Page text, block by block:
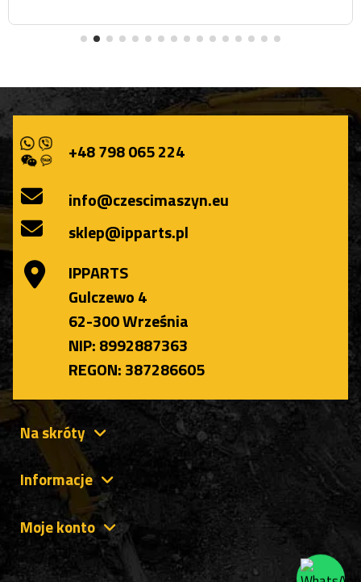
+48 798 065 224
info@czescimaszyn.eu
sklep@ipparts.pl
IPPARTS
Gulczewo 4
62-300 Września
NIP: 8992887363
REGON: 387286605
Na skróty
Informacje
Moje konto